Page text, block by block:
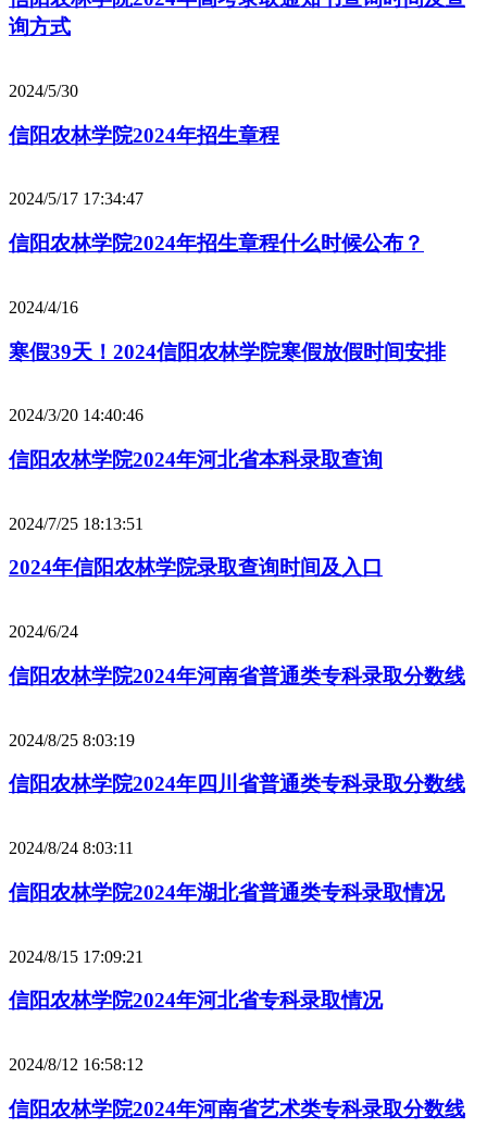
询方式
2024/5/30
信阳农林学院2024年招生章程
2024/5/17 17:34:47
信阳农林学院2024年招生章程什么时候公布？
2024/4/16
寒假39天！2024信阳农林学院寒假放假时间安排
2024/3/20 14:40:46
信阳农林学院2024年河北省本科录取查询
2024/7/25 18:13:51
2024年信阳农林学院录取查询时间及入口
2024/6/24
信阳农林学院2024年河南省普通类专科录取分数线
2024/8/25 8:03:19
信阳农林学院2024年四川省普通类专科录取分数线
2024/8/24 8:03:11
信阳农林学院2024年湖北省普通类专科录取情况
2024/8/15 17:09:21
信阳农林学院2024年河北省专科录取情况
2024/8/12 16:58:12
信阳农林学院2024年河南省艺术类专科录取分数线